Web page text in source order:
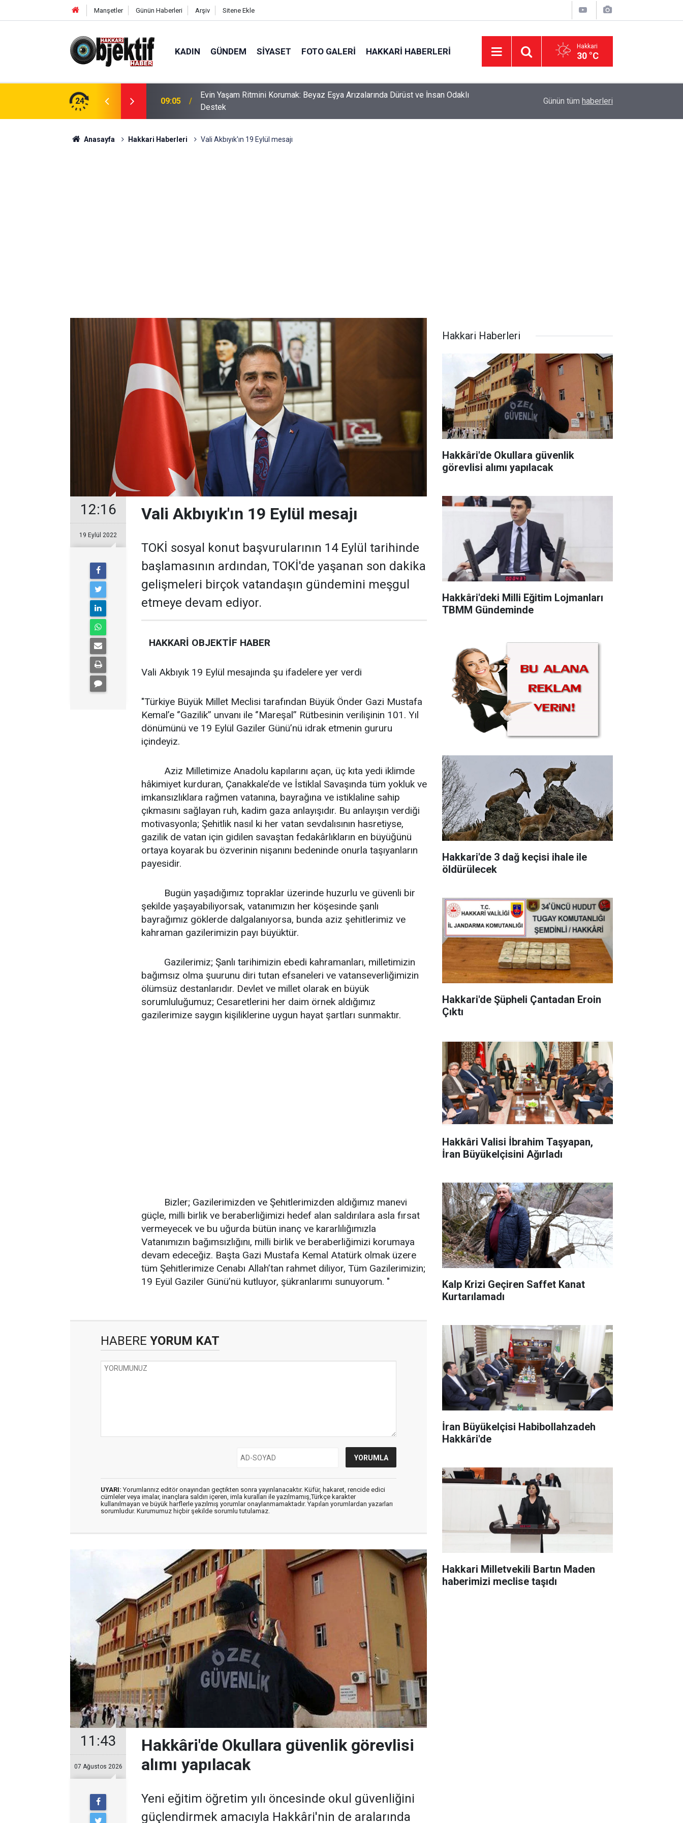
Manşetler Günün Haberleri Arşiv Sitene Ekle
KADIN GÜNDEM SIYASET FOTO GALERI HAKKARI HABERLERI Hakkari
30 °C
24
alımı yapılacak 09:05
Evin Yaşam Ritmini Korumak: Beyaz Eşya Arızalarında Dürüst ve İnsan Odaklı
Destek
Hakkâri'deki Milli Eğitim Lojmanları TBMM
Günün tüm haberleri
Anasayfa Hakkari Haberleri Vali Akbıyık'ın 19 Eylül mesajı
12:16
19 Eylül 2022
Vali Akbıyık'ın 19 Eylül mesajı
TOKİ sosyal konut başvurularının 14 Eylül tarihinde
başlamasının ardından, TOKİ'de yaşanan son dakika
gelişmeleri birçok vatandaşın gündemini meşgul
etmeye devam ediyor.
HAKKARİ OBJEKTİF HABER
Vali Akbıyık 19 Eylül mesajında şu ifadelere yer verdi
"Türkiye Büyük Millet Meclisi tarafından Büyük Önder Gazi Mustafa
Kemal’e ‘’Gazilik’’ unvanı ile ‘’Mareşal’’ Rütbesinin verilişinin 101. Yıl
dönümünü ve 19 Eylül Gaziler Günü’nü idrak etmenin gururu
içindeyiz.
Aziz Milletimize Anadolu kapılarını açan, üç kıta yedi iklimde
hâkimiyet kurduran, Çanakkale’de ve İstiklal Savaşında tüm yokluk ve
imkansızlıklara rağmen vatanına, bayrağına ve istiklaline sahip
çıkmasını sağlayan ruh, kadim gaza anlayışıdır. Bu anlayışın verdiği
motivasyonla; Şehitlik nasıl ki her vatan sevdalısının hasretiyse,
gazilik de vatan için gidilen savaştan fedakârlıkların en büyüğünü
ortaya koyarak bu özverinin nişanını bedeninde onurla taşıyanların
payesidir.
Bugün yaşadığımız topraklar üzerinde huzurlu ve güvenli bir
şekilde yaşayabiliyorsak, vatanımızın her köşesinde şanlı
bayrağımız göklerde dalgalanıyorsa, bunda aziz şehitlerimiz ve
kahraman gazilerimizin payı büyüktür.
Gazilerimiz; Şanlı tarihimizin ebedi kahramanları, milletimizin
bağımsız olma şuurunu diri tutan efsaneleri ve vatanseverliğimizin
ölümsüz destanlarıdır. Devlet ve millet olarak en büyük
sorumluluğumuz; Cesaretlerini her daim örnek aldığımız
gazilerimize saygın kişiliklerine uygun hayat şartları sunmaktır.
Bizler; Gazilerimizden ve Şehitlerimizden aldığımız manevi
güçle, milli birlik ve beraberliğimizi hedef alan saldırılara asla fırsat
vermeyecek ve bu uğurda bütün inanç ve kararlılığımızla
Vatanımızın bağımsızlığını, milli birlik ve beraberliğimizi korumaya
devam edeceğiz. Başta Gazi Mustafa Kemal Atatürk olmak üzere
tüm Şehitlerimize Cenabı Allah’tan rahmet diliyor, Tüm Gazilerimizin;
19 Eyül Gaziler Günü’nü kutluyor, şükranlarımı sunuyorum. "
HABERE YORUM KAT
UYARI: Yorumlarınız editör onayından geçtikten sonra yayınlanacaktır. Küfür, hakaret, rencide edici
cümleler veya imalar, inançlara saldırı içeren, imla kuralları ile yazılmamış,Türkçe karakter
kullanılmayan ve büyük harflerle yazılmış yorumlar onaylanmamaktadır. Yapılan yorumlardan yazarları
sorumludur. Kurumumuz hiçbir şekilde sorumlu tutulamaz.
11:43
07 Ağustos 2026
Hakkâri'de Okullara güvenlik görevlisi
alımı yapılacak
Yeni eğitim öğretim yılı öncesinde okul güvenliğini
güçlendirmek amacıyla Hakkâri'nin de aralarında
Hakkari Haberleri
Hakkâri'de Okullara güvenlik
görevlisi alımı yapılacak
Hakkâri'deki Milli Eğitim Lojmanları
TBMM Gündeminde
Hakkari'de 3 dağ keçisi ihale ile
öldürülecek
Hakkari'de Şüpheli Çantadan Eroin
Çıktı
Hakkâri Valisi İbrahim Taşyapan,
İran Büyükelçisini Ağırladı
Kalp Krizi Geçiren Saffet Kanat
Kurtarılamadı
İran Büyükelçisi Habibollahzadeh
Hakkâri'de
Hakkari Milletvekili Bartın Maden
haberimizi meclise taşıdı